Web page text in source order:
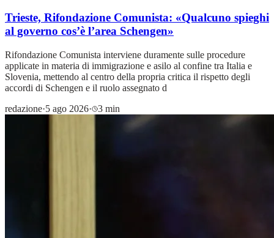
Trieste, Rifondazione Comunista: «Qualcuno spieghi
al governo cos’è l’area Schengen»
Rifondazione Comunista interviene duramente sulle procedure
applicate in materia di immigrazione e asilo al confine tra Italia e
Slovenia, mettendo al centro della propria critica il rispetto degli
accordi di Schengen e il ruolo assegnato d
redazione·5 ago 2026· 3 min